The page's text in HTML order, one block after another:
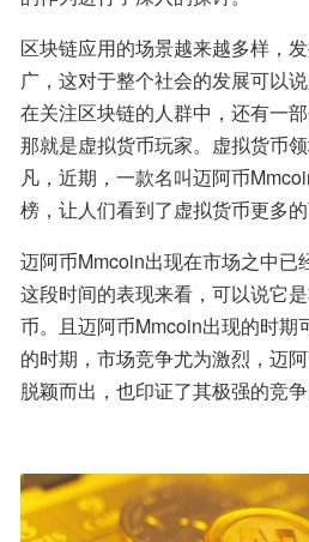
区块链应用的场景越来越多样，
广，这对于整个社会的发展可以
在关注区块链的人群中，还有一
那就是虚拟货币玩家。虚拟货币
凡，近期，一款名叫迈阿币
榜，让人们看到了虚拟货币更多的
迈阿币Mmcoin出现在市场之中已
这段时间的表现来看，可以说它
币。且迈阿币Mmcoin出现的时期
的时期，市场竞争尤为激烈，迈
脱颖而出，也印证了其极强的竞争